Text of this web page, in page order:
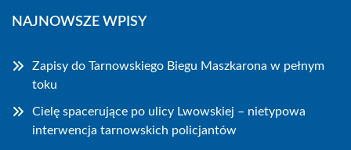
NAJNOWSZE WPISY
Zapisy do Tarnowskiego Biegu Maszkarona w pełnym
toku
Cielę spacerujące po ulicy Lwowskiej – nietypowa
interwencja tarnowskich policjantów